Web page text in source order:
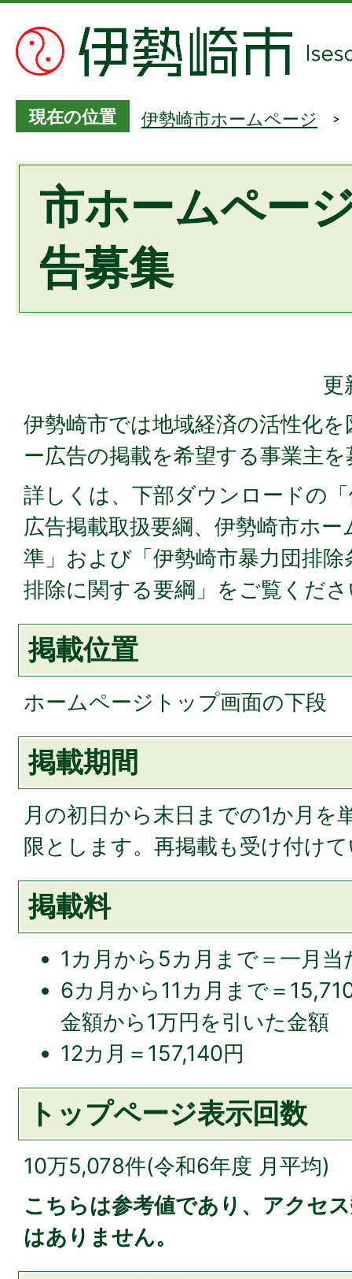
現在の位置 伊勢崎市ホームページ
市ホームペー
告募集
更
伊勢崎市では地域経済の活性化
ー広告の掲載を希望する事業主
詳しくは、下部ダウンロードの
広告掲載取扱要綱、伊勢崎市ホ
準」および「伊勢崎市暴力団排
排除に関する要綱」をご覧くだ
掲載位置
ホームページトップ画面の下段
掲載期間
月の初日から末日までの1か月を
限とします。再掲載も受け付け
掲載料
1カ月から5カ月まで＝一月当
6カ月から11カ月まで＝
金額から1万円を引いた金額
12カ月＝157,140円
トップページ表示回数
10万5,078件(令和6年度 月平均)
こちらは参考値であり、アクセ
はありません。